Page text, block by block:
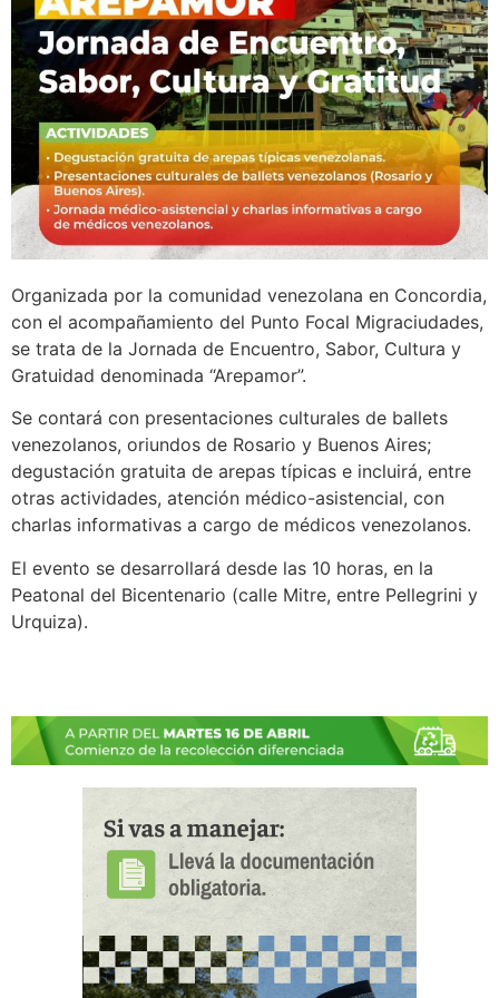
Organizada por la comunidad venezolana en Concordia,
con el acompañamiento del Punto Focal Migraciudades,
se trata de la Jornada de Encuentro, Sabor, Cultura y
Gratuidad denominada “Arepamor”.
Se contará con presentaciones culturales de ballets
venezolanos, oriundos de Rosario y Buenos Aires;
degustación gratuita de arepas típicas e incluirá, entre
otras actividades, atención médico-asistencial, con
charlas informativas a cargo de médicos venezolanos.
El evento se desarrollará desde las 10 horas, en la
Peatonal del Bicentenario (calle Mitre, entre Pellegrini y
Urquiza).